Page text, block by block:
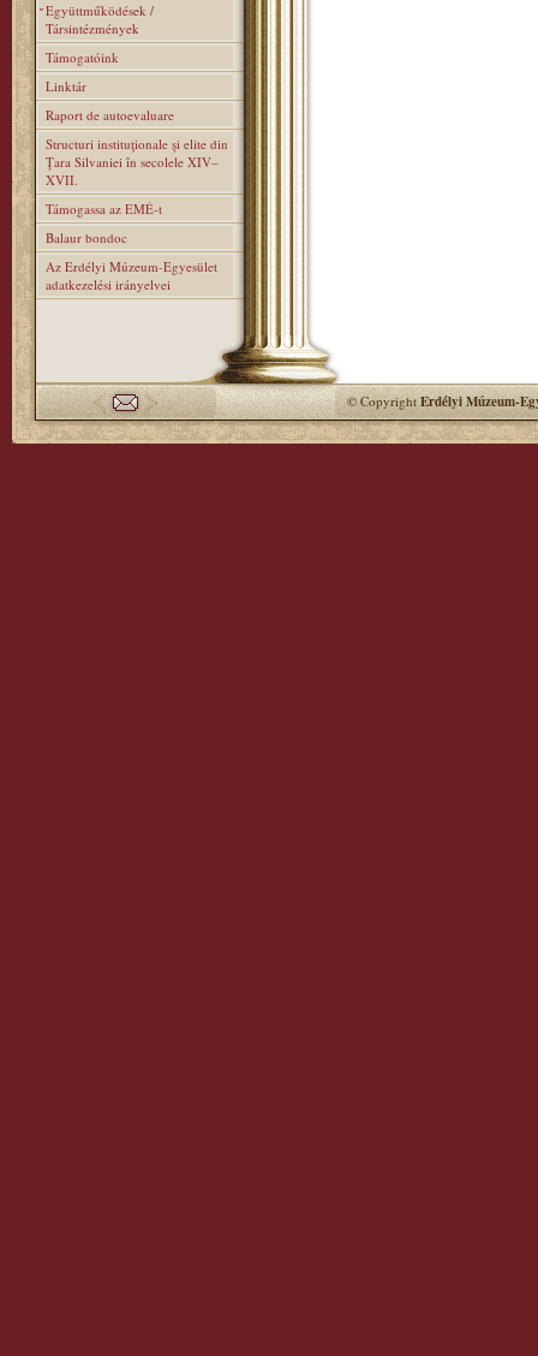
Együttműködések /
Társintézmények
Támogatóink
Linktár
Raport de autoevaluare
Structuri instituţionale şi elite din
Ţara Silvaniei în secolele XIV–
XVII.
Támogassa az EMÉ-t
Balaur bondoc
Az Erdélyi Múzeum-Egyesület
adatkezelési irányelvei
© CopyrightErdélyi Múzeum-